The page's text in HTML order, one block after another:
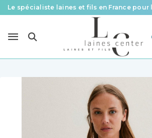
Le spécialiste laines et fils en France pour
Livraison offerte à partir de 58 € d’achat